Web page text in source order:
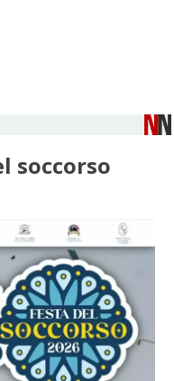
soccorso